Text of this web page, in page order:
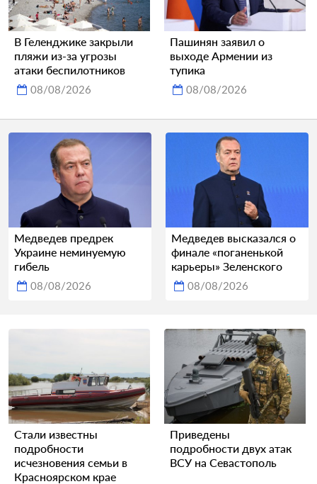
В Геленджике закрыли
пляжи из-за угрозы
атаки беспилотников
08/08/2026
Пашинян заявил о
выходе Армении из
тупика
08/08/2026
Медведев предрек
Украине неминуемую
гибель
08/08/2026
Медведев высказался о
финале «поганенькой
карьеры» Зеленского
08/08/2026
Стали известны
подробности
исчезновения семьи в
Красноярском крае
Приведены
подробности двух атак
ВСУ на Севастополь